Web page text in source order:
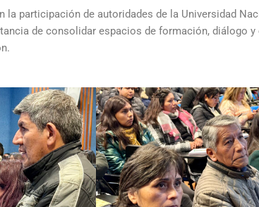
la participación de autoridades de la Universidad
de consolidar espacios de formación, diálogo